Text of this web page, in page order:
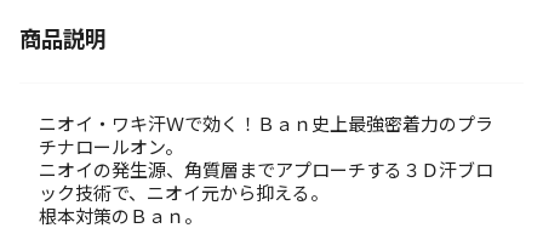
商品説明
ニオイ・ワキ汗Ｗで効く！Ｂａｎ史上最強密着力のプラ
チナロールオン。
ニオイの発生源、角質層までアプローチする３Ｄ汗ブロ
ック技術で、ニオイ元から抑える。
根本対策のＢａｎ。